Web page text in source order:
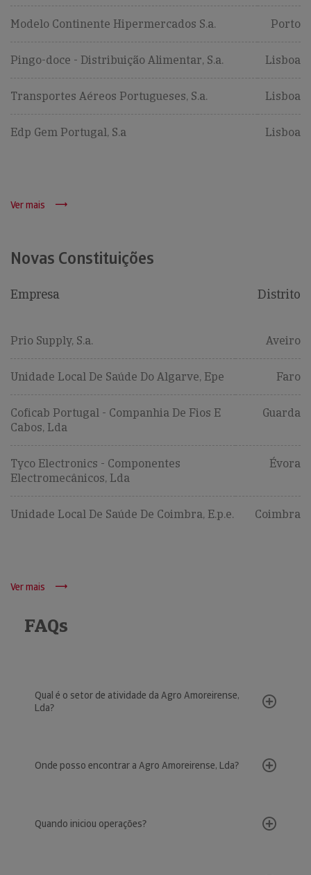
Modelo Continente Hipermercados S.a. Porto
Pingo-doce - Distribuição Alimentar, S.a. Lisboa
Transportes Aéreos Portugueses, S.a. Lisboa
Edp Gem Portugal, S.a Lisboa
Ver mais
Novas Constituições
Empresa Distrito
Prio Supply, S.a. Aveiro
Unidade Local De Saúde Do Algarve, Epe Faro
Coficab Portugal - Companhia De Fios E
Cabos, Lda
Guarda
Tyco Electronics - Componentes
Electromecânicos, Lda
Évora
Unidade Local De Saúde De Coimbra, E.p.e. Coimbra
Ver mais
FAQs
Qual é o setor de atividade da Agro Amoreirense,
Lda?
Onde posso encontrar a Agro Amoreirense, Lda?
Quando iniciou operações?